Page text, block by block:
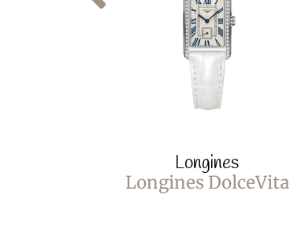
Longines
Longines DolceVita